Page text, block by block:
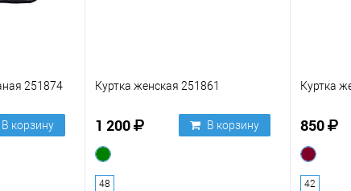
251874
В корзину
Куртка женская 251861
1 200 В корзину
48
Куртка
850
42